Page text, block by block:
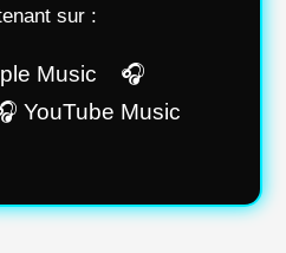
sur :
Music 🎧
YouTube Music